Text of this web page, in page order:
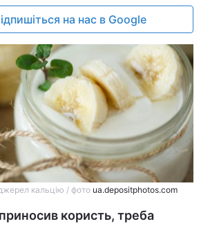
на нас в Google
кальцію / фото ua.depositphotos.com
користь, треба